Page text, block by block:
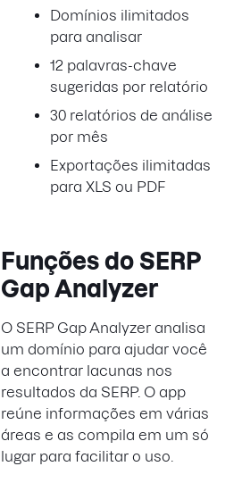
Domínios ilimitados
para analisar
12 palavras-chave
sugeridas por relatório
30 relatórios de análise
por mês
Exportações ilimitadas
para XLS ou PDF
Funções do SERP
Gap Analyzer
O SERP Gap Analyzer analisa
um domínio para ajudar você
a encontrar lacunas nos
resultados da SERP. O app
reúne informações em várias
áreas e as compila em um só
lugar para facilitar o uso.